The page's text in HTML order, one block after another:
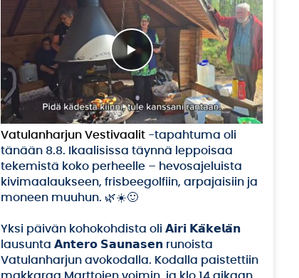
Vatulanharjun Vestivaalit-tapahtuma oli
tänään 8.8. Ikaalisissa täynnä leppoisaa
tekemistä koko perheelle – hevosajeluista
kivimaalaukseen, frisbeegolfiin, arpajaisiin ja
moneen muuhun. 🌿☀️🙂
Yksi päivän kohokohdista oli 𝗔𝗶𝗿𝗶 𝗞𝗮̈𝗸𝗲𝗹𝗮̈𝗻
lausunta 𝗔𝗻𝘁𝗲𝗿𝗼 𝗦𝗮𝘂𝗻𝗮𝘀𝗲𝗻 runoista
Vatulanharjun avokodalla. Kodalla paistettiin
makkaraa Marttojen voimin, ja klo 14 aikaan